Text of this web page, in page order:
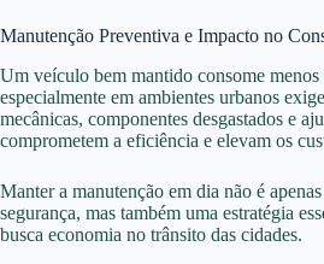
Manutenção Preventiva e Impacto no
Um veículo bem mantido consome
especialmente em ambientes urbanos
mecânicas, componentes desgastados e
comprometem a eficiência e elevam os
Manter a manutenção em dia não é
segurança, mas também uma estratégia
busca economia no trânsito das cidades.